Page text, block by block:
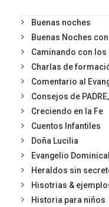
Buenas noches
Buenas Noches
Caminando con
Charlas de
Comentario al
Consejos de
Creciendo en la Fe
Cuentos Infantiles
Doña Lucilia
Evangelio
Heraldos sin
Hisotrias &
Historia para niños